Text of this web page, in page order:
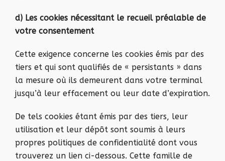
d) Les cookies nécessitant le recueil préalable de
votre consentement
Cette exigence concerne les cookies émis par des
tiers et qui sont qualifiés de « persistants » dans
la mesure où ils demeurent dans votre terminal
jusqu’à leur effacement ou leur date d’expiration.
De tels cookies étant émis par des tiers, leur
utilisation et leur dépôt sont soumis à leurs
propres politiques de confidentialité dont vous
trouverez un lien ci-dessous. Cette famille de